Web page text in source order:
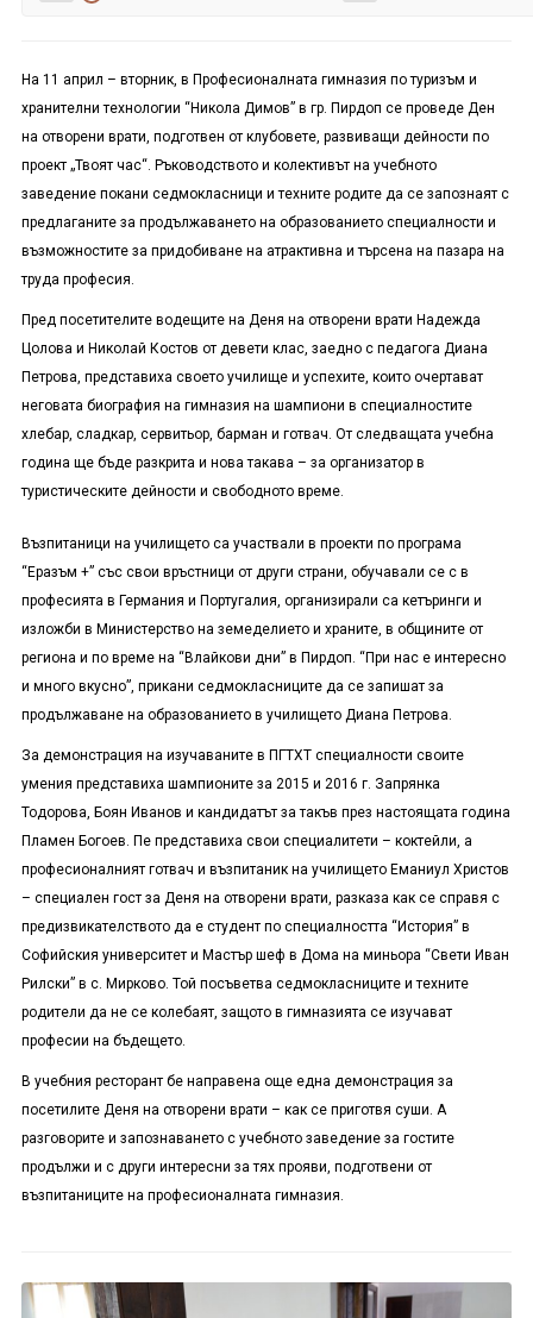
На 11 април – вторник, в Професионалната гимназия по туризъм и
хранителни технологии “Никола Димов” в гр. Пирдоп се проведе Ден
на отворени врати, подготвен от клубовете, развиващи дейности по
проект „Твоят час“. Ръководството и колективът на учебното
заведение покани седмокласници и техните родите да се запознаят с
предлаганите за продължаването на образованието специалности и
възможностите за придобиване на атрактивна и търсена на пазара на
труда професия.
Пред посетителите водещите на Деня на отворени врати Надежда
Цолова и Николай Костов от девети клас, заедно с педагога Диана
Петрова, представиха своето училище и успехите, които очертават
неговата биография на гимназия на шампиони в специалностите
хлебар, сладкар, сервитьор, барман и готвач. От следващата учебна
година ще бъде разкрита и нова такава – за организатор в
туристическите дейности и свободното време.
Възпитаници на училището са участвали в проекти по програма
“Еразъм +” със свои връстници от други страни, обучавали се с в
професията в Германия и Португалия, организирали са кетъринги и
изложби в Министерство на земеделието и храните, в общините от
региона и по време на “Влайкови дни” в Пирдоп. “При нас е интересно
и много вкусно”, прикани седмокласниците да се запишат за
продължаване на образованието в училището Диана Петрова.
За демонстрация на изучаваните в ПГТХТ специалности своите
умения представиха шампионите за 2015 и 2016 г. Запрянка
Тодорова, Боян Иванов и кандидатът за такъв през настоящата година
Пламен Богоев. Пе представиха свои специалитети – коктейли, а
професионалният готвач и възпитаник на училището Еманиул Христов
– специален гост за Деня на отворени врати, разказа как се справя с
предизвикателството да е студент по специалността “История” в
Софийския университет и Мастър шеф в Дома на миньора “Свети Иван
Рилски” в с. Мирково. Той посъветва седмокласниците и техните
родители да не се колебаят, защото в гимназията се изучават
професии на бъдещето.
В учебния ресторант бе направена още една демонстрация за
посетилите Деня на отворени врати – как се приготвя суши. А
разговорите и запознаването с учебното заведение за гостите
продължи и с други интересни за тях прояви, подготвени от
възпитаниците на професионалната гимназия.